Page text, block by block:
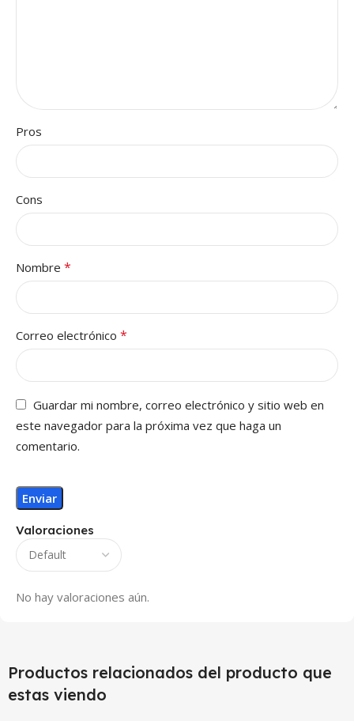
Valoraciones
No hay valoraciones aún.
Pros
Cons
Nombre *
Correo electrónico *
Guardar mi nombre, correo electrónico y sitio web en
este navegador para la próxima vez que haga un
comentario.
Productos relacionados del producto que
estas viendo